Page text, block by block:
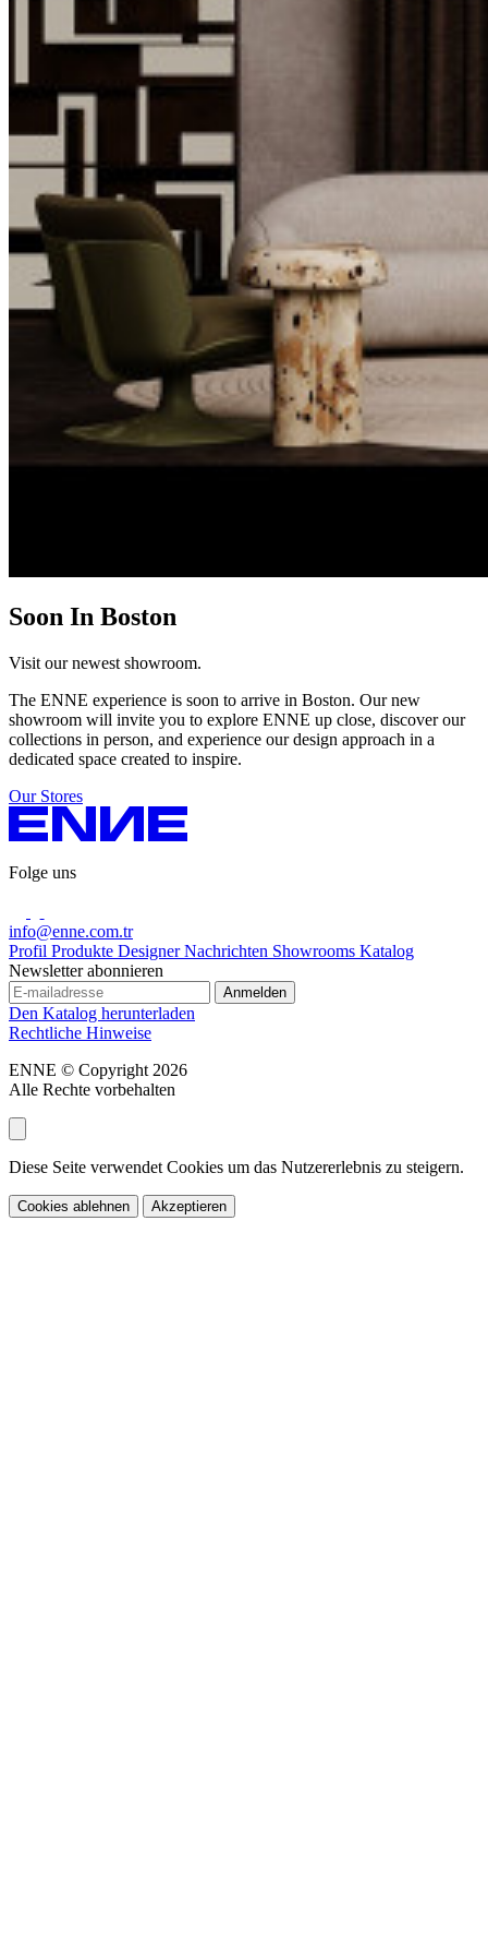
Soon In Boston
Visit our newest showroom.
The ENNE experience is soon to arrive in Boston. Our new
showroom will invite you to explore ENNE up close, discover our
collections in person, and experience our design approach in a
dedicated space created to inspire.
Our Stores
Folge uns
info@enne.com.tr
Profil Produkte Designer Nachrichten Showrooms Katalog
Newsletter abonnieren
Den Katalog herunterladen
Rechtliche Hinweise
ENNE © Copyright 2026
Alle Rechte vorbehalten
Diese Seite verwendet Cookies um das Nutzererlebnis zu steigern.
Cookies ablehnen Akzeptieren